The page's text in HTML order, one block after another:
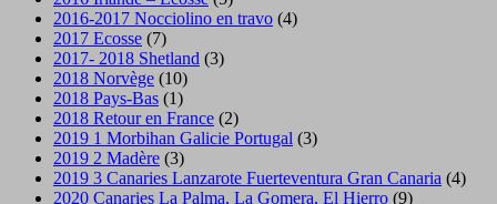
2016-2017 Nocciolino en travo (4)
2017 Ecosse (7)
2017- 2018 Shetland (3)
2018 Norvège (10)
2018 Pays-Bas (1)
2018 Retour en France (2)
2019 1 Morbihan Galicie Portugal (3)
2019 2 Madère (3)
2019 3 Canaries Lanzarote Fuerteventura Gran Canaria (4)
2020 Canaries La Palma, La Gomera, El Hierro (9)